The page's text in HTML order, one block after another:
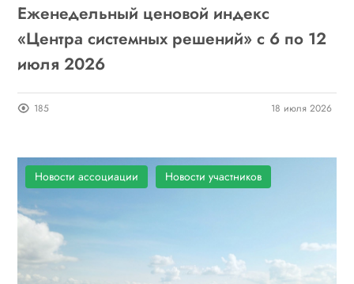
Еженедельный ценовой индекс
«Центра системных решений» с 6 по 12
июля 2026
185 18 июля 2026
Новости ассоциации Новости участников